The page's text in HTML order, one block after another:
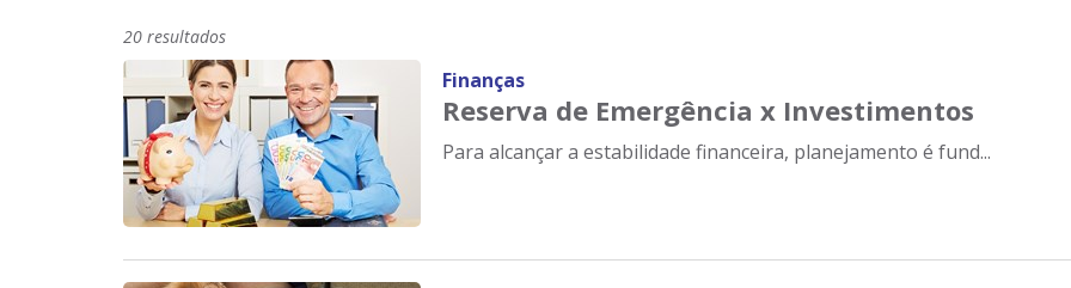
20 resultados
Finanças
Reserva de Emergência x Investimentos
Para alcançar a estabilidade financeira, planejamento é fund...